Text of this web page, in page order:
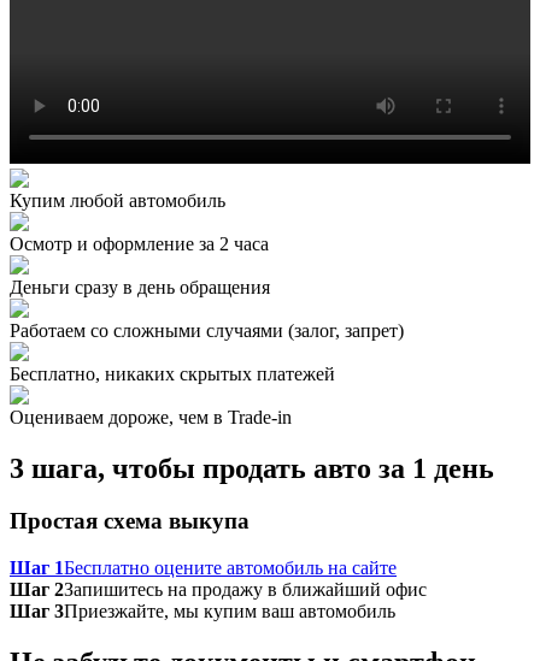
Купим любой автомобиль
Осмотр и оформление за 2 часа
Деньги сразу в день обращения
Работаем со сложными случаями (залог, запрет)
Бесплатно, никаких скрытых платежей
Оцениваем дороже, чем в Trade‑in
3 шага, чтобы продать авто за 1 день
Простая схема выкупа
Шаг 1Бесплатно оцените автомобиль на сайте
Шаг 2Запишитесь на продажу в ближайший офис
Шаг 3Приезжайте, мы купим ваш автомобиль